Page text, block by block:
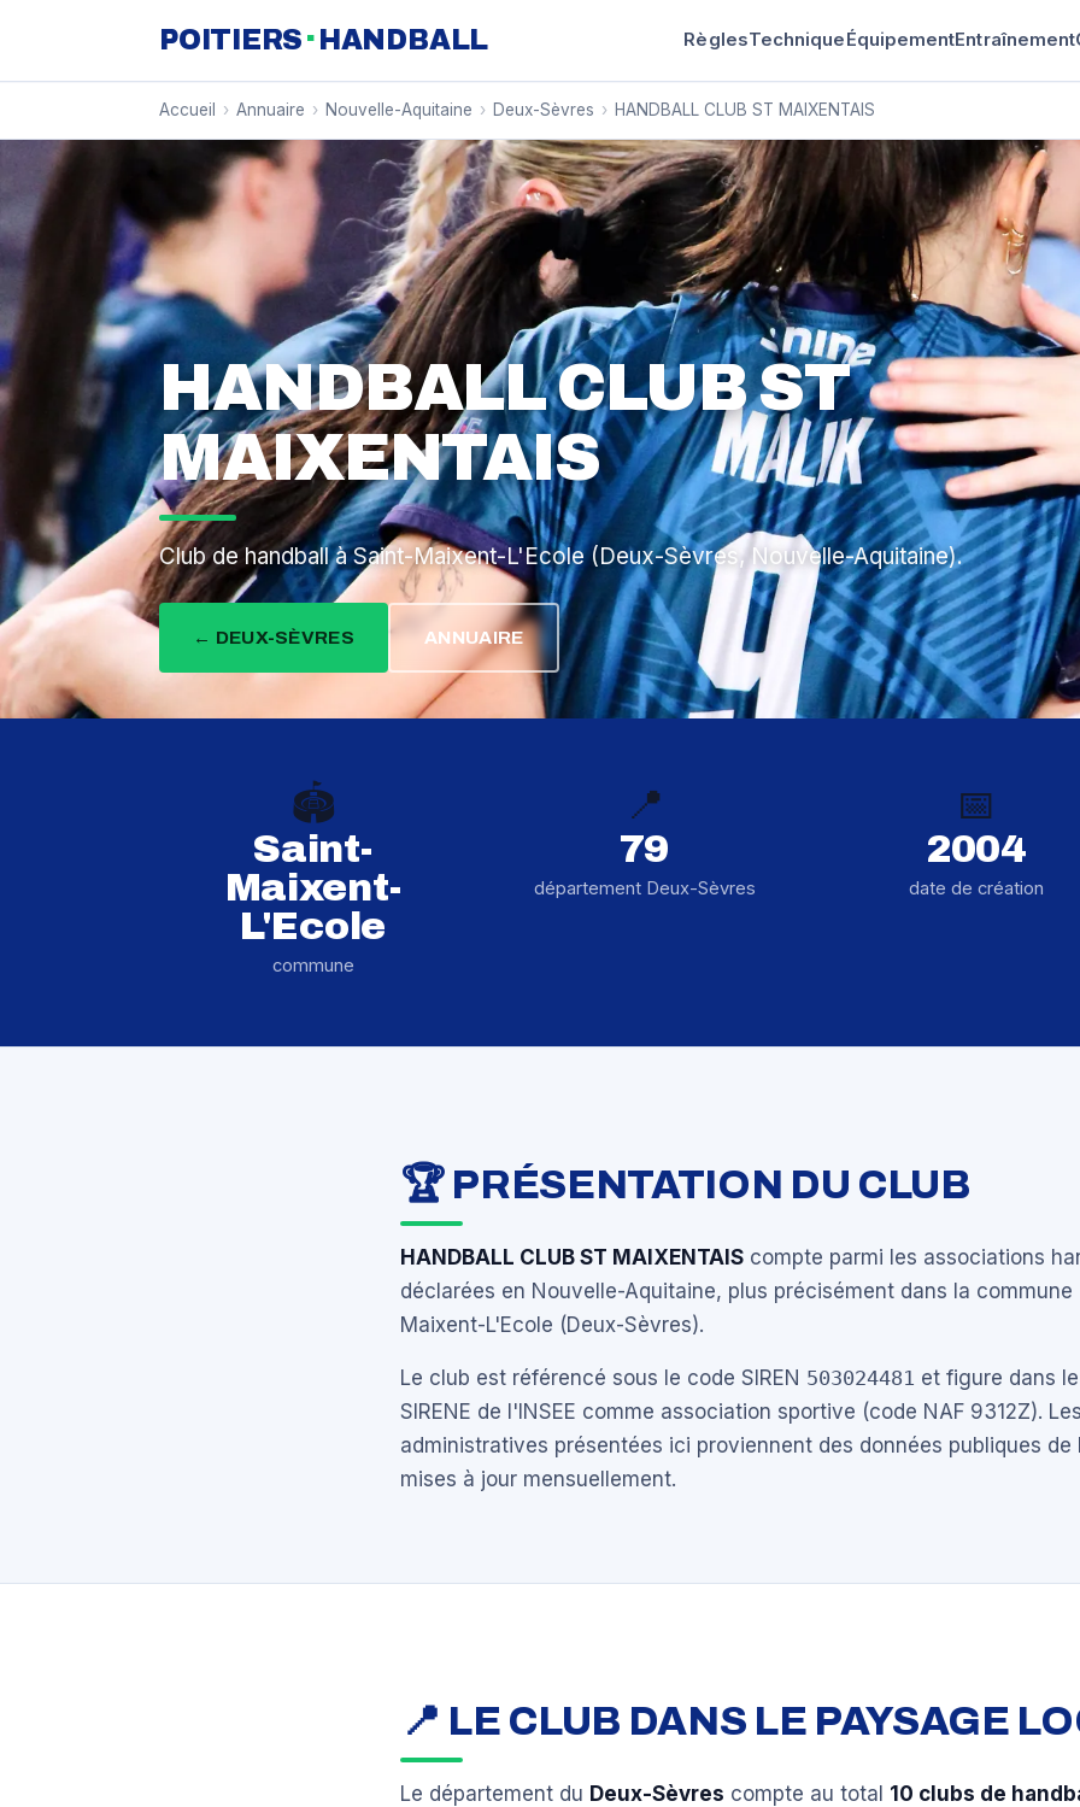
POITIERS · HANDBALL RèglesTechniqueÉquipementEntraînement
Accueil › Annuaire › Nouvelle-Aquitaine › Deux-Sèvres › HANDBALL CLUB ST MAIXENTAIS
HANDBALL CLUB ST
MAIXENTAIS
Club de handball à Saint-Maixent-L'Ecole (Deux-Sèvres, Nouvelle-Aquitaine).
← DEUX-SÈVRES ANNUAIRE
🏟️
Saint-
Maixent-
L'Ecole
commune
📍
79
département Deux-Sèvres
📅
2004
date de création
🏆 PRÉSENTATION DU CLUB
HANDBALL CLUB ST MAIXENTAIS compte parmi les associations
déclarées en Nouvelle-Aquitaine, plus précisément dans la commune
Maixent-L'Ecole (Deux-Sèvres).
Le club est référencé sous le code SIREN 503024481 et figure dans
SIRENE de l'INSEE comme association sportive (code NAF 9312Z).
administratives présentées ici proviennent des données publiques de
mises à jour mensuellement.
📍 LE CLUB DANS LE PAYSAGE
Le département du Deux-Sèvres compte au total 10 clubs de